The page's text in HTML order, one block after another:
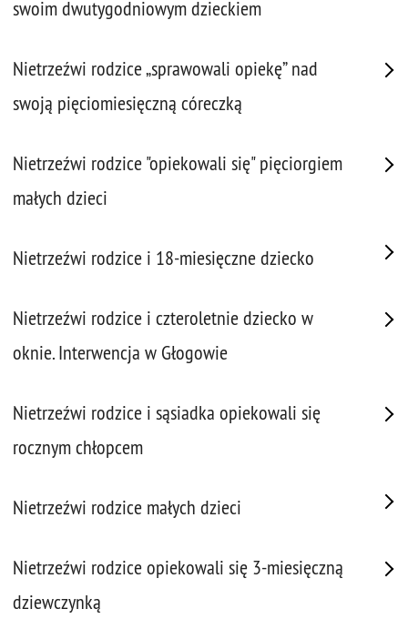
swoim dwutygodniowym dzieckiem
Nietrzeźwi rodzice „sprawowali opiekę” nad
swoją pięciomiesięczną córeczką
Nietrzeźwi rodzice "opiekowali się" pięciorgiem
małych dzieci
Nietrzeźwi rodzice i 18-miesięczne dziecko
Nietrzeźwi rodzice i czteroletnie dziecko w
oknie. Interwencja w Głogowie
Nietrzeźwi rodzice i sąsiadka opiekowali się
rocznym chłopcem
Nietrzeźwi rodzice małych dzieci
Nietrzeźwi rodzice opiekowali się 3-miesięczną
dziewczynką